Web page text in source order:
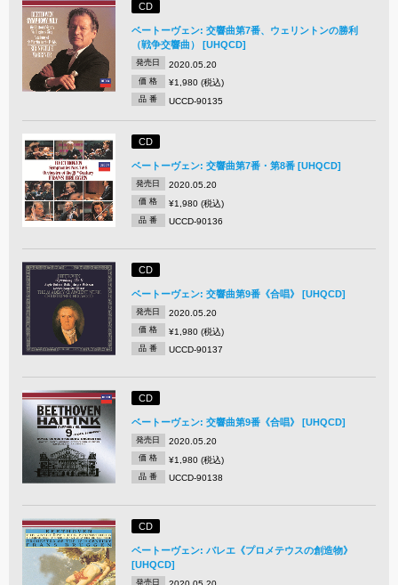
CD
ベートーヴェン: 交響曲第7番、ウェリントンの勝利
（戦争交響曲） [UHQCD]
発売日 2020.05.20
価 格 ¥1,980 (税込)
品 番 UCCD-90135
CD
ベートーヴェン: 交響曲第7番・第8番 [UHQCD]
発売日 2020.05.20
価 格 ¥1,980 (税込)
品 番 UCCD-90136
CD
ベートーヴェン: 交響曲第9番《合唱》 [UHQCD]
発売日 2020.05.20
価 格 ¥1,980 (税込)
品 番 UCCD-90137
CD
ベートーヴェン: 交響曲第9番《合唱》 [UHQCD]
発売日 2020.05.20
価 格 ¥1,980 (税込)
品 番 UCCD-90138
CD
ベートーヴェン: バレエ《プロメテウスの創造物》
[UHQCD]
発売日